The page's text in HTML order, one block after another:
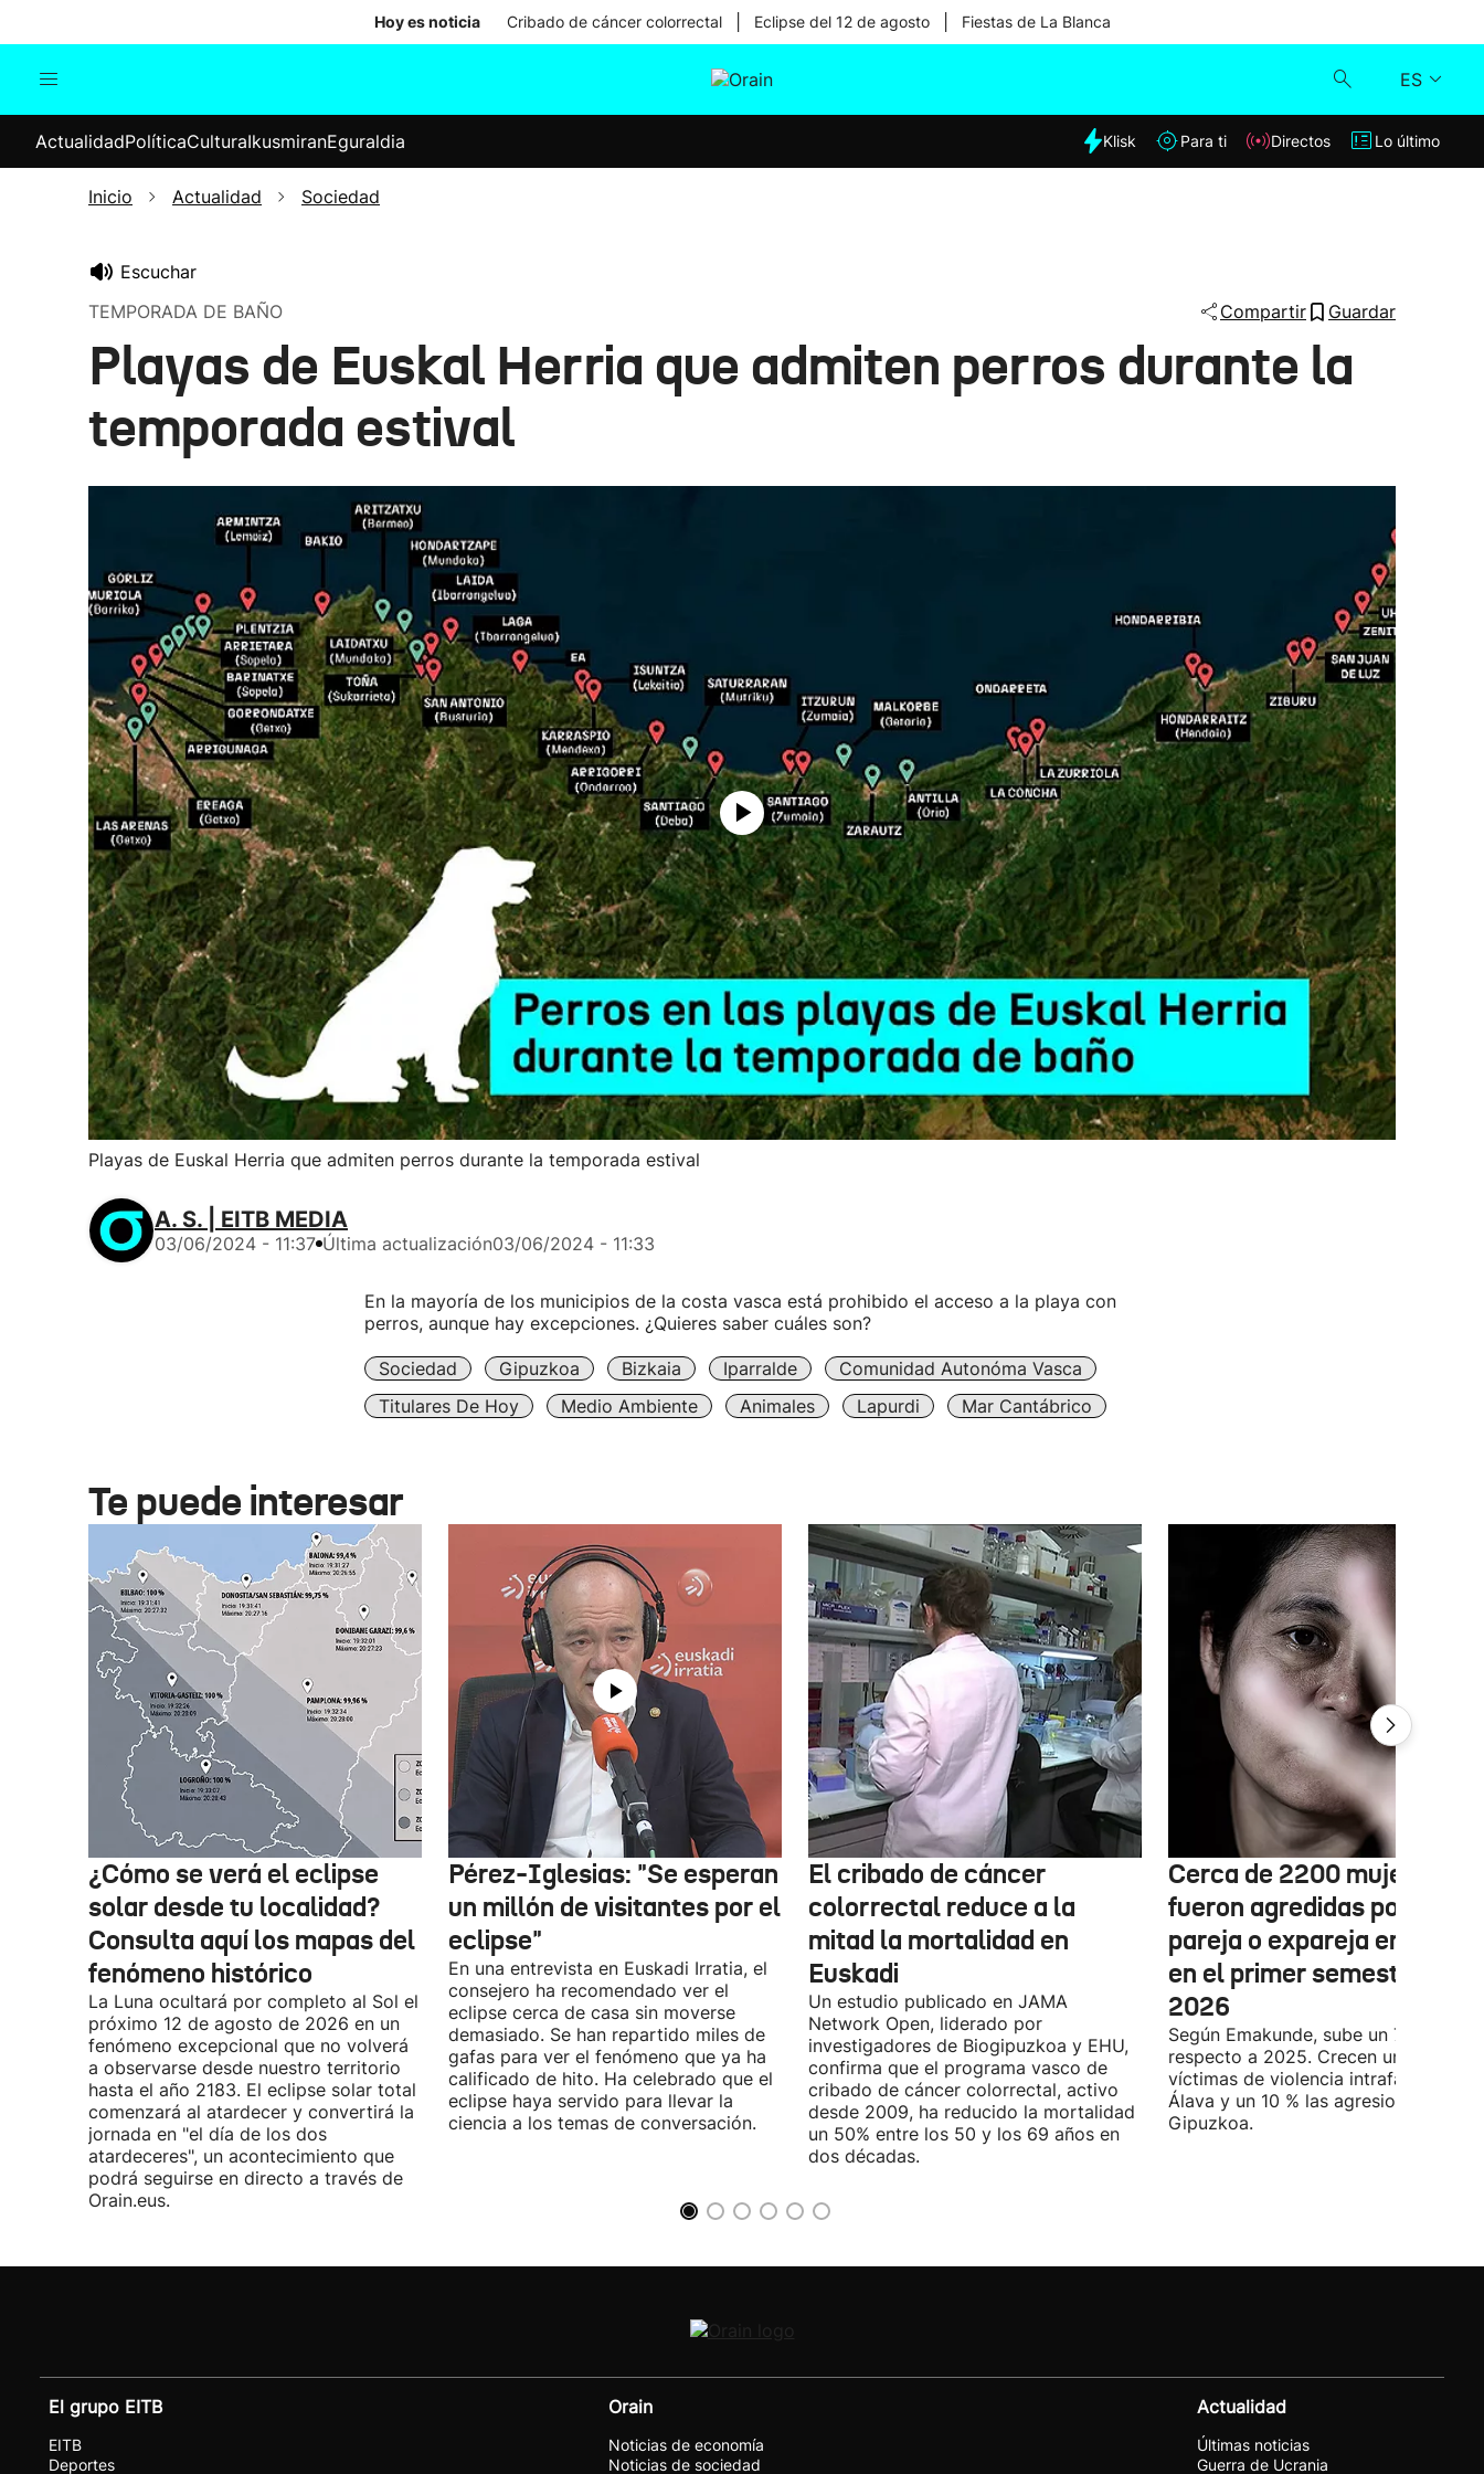
Hoy es noticia Cribado de cáncer colorrectal Eclipse del 12 de agosto Fiestas de La Blanca
ES
Internacional
Elecciones
Klisk
Lo último
ActualidadPolíticaCulturaIkusmiranEguraldia Klisk Para ti Directos Lo último
Inicio Actualidad Sociedad
Escuchar
TEMPORADA DE BAÑO
Compartir Guardar
Playas de Euskal Herria que admiten perros durante la
temporada estival
Playas de Euskal Herria que admiten perros durante la temporada estival
A. S. | EITB MEDIA
03/06/2024 - 11:37 Última actualización03/06/2024 - 11:33
En la mayoría de los municipios de la costa vasca está prohibido el acceso a la playa con
perros, aunque hay excepciones. ¿Quieres saber cuáles son?
Sociedad Gipuzkoa Bizkaia Iparralde
Comunidad Autonóma Vasca
Titulares De Hoy
Medio Ambiente Animales Lapurdi Mar Cantábrico
Te puede interesar
¿Cómo se verá el eclipse
solar desde tu localidad?
Consulta aquí los mapas del
fenómeno histórico
La Luna ocultará por completo al Sol el
próximo 12 de agosto de 2026 en un
fenómeno excepcional que no volverá
a observarse desde nuestro territorio
hasta el año 2183. El eclipse solar total
comenzará al atardecer y convertirá la
jornada en "el día de los dos
atardeceres", un acontecimiento que
podrá seguirse en directo a través de
Orain.eus.
Pérez-Iglesias: "Se esperan
un millón de visitantes por el
eclipse"
En una entrevista en Euskadi Irratia, el
consejero ha recomendado ver el
eclipse cerca de casa sin moverse
demasiado. Se han repartido miles de
gafas para ver el fenómeno que ya ha
calificado de hito. Ha celebrado que el
eclipse haya servido para llevar la
ciencia a los temas de conversación.
El cribado de cáncer
colorrectal reduce a la
mitad la mortalidad en
Euskadi
Un estudio publicado en JAMA
Network Open, liderado por
investigadores de Biogipuzkoa y EHU,
confirma que el programa vasco de
cribado de cáncer colorrectal, activo
desde 2009, ha reducido la mortalidad
un 50% entre los 50 y los 69 años en
dos décadas.
Cerca de 2200 mujeres
fueron agredidas por su
pareja o expareja en
en el primer semestre de
2026
Según Emakunde, sube un 7 %
respecto a 2025. Crecen un 20 % las
víctimas de violencia intrafamiliar en
Álava y un 10 % las agresiones en
Gipuzkoa.
El grupo EITB
EITB
Deportes
Orain
Noticias de economía
Noticias de sociedad
Actualidad
Últimas noticias
Guerra de Ucrania